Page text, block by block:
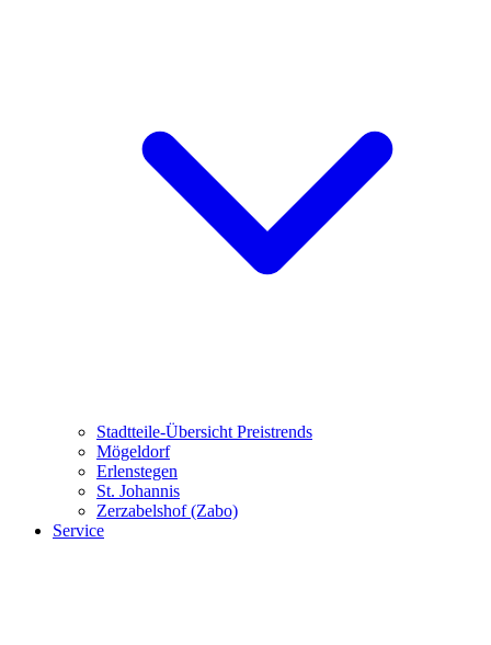
Stadtteile-Übersicht Preistrends
Mögeldorf
Erlenstegen
St. Johannis
Zerzabelshof (Zabo)
Service